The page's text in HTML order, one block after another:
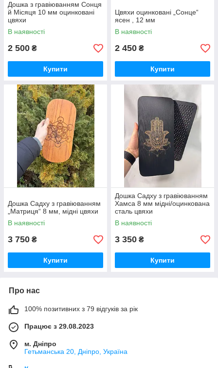
Дошка з гравіюванням Сонця
й Місяця 10 мм оцинковані
цвяхи
В наявності
2 500 ₴
Купити
Цвяхи оцинковані „Сонце“
ясен , 12 мм
В наявності
2 450 ₴
Купити
Дошка Садху з гравіюванням
„Матриця“ 8 мм, мідні цвяхи
В наявності
3 750 ₴
Купити
Дошка Садху з гравіюванням
Хамса 8 мм мідні/оцинкована
сталь цвяхи
В наявності
3 350 ₴
Купити
Про нас
100% позитивних з 79 відгуків за рік
Працює з 29.08.2023
м. Дніпро
Гетьманська 20, Дніпро, Україна